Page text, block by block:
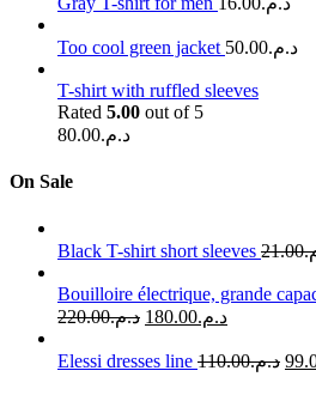
Too cool green jacket د.م.50.00
T-shirt with ruffled sleeves
Rated 5.00 out of 5
د.م.80.00
On Sale
Black T-shirt short sleeves 21.00
Bouilloire électrique, grande
د.م.220.00 د.م.180.00
Elessi dresses line د.م.110.00